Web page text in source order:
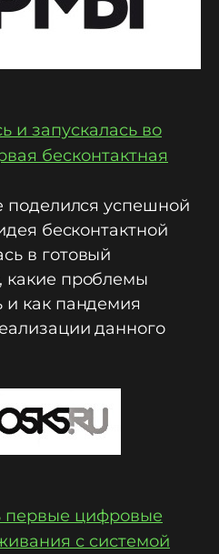
и запускалась во
бесконтактная
поделился успешной
бесконтактной
в готовый
какие проблемы
и как пандемия
данного
первые цифровые
с системой